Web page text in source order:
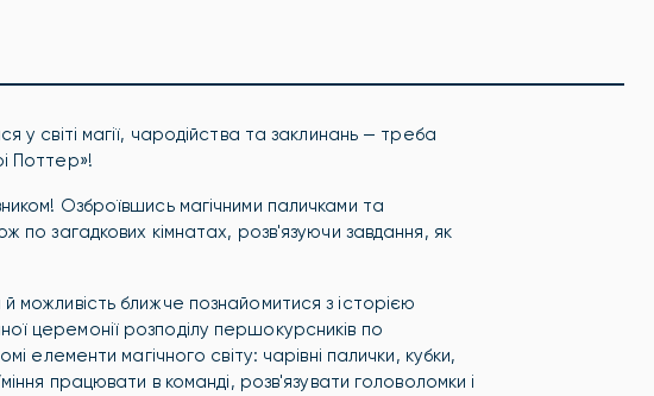
у світі магії, чародійства та заклинань — треба
Поттер»!
Озброївшись магічними паличками та
по загадкових кімнатах, розв'язуючи завдання, як
ближче познайомитися з історією
церемонії розподілу першокурсників по
елементи магічного світу: чарівні палички, кубки,
працювати в команді, розв'язувати головоломки і